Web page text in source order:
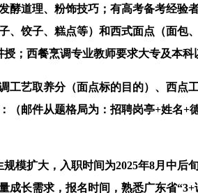
道理、粉饰技巧；有高考备考经验
饺子、糕点等）和西式面点（面包
；西餐烹调专业教师要求大专及本科
取养分（面点标的目的）、西点
邮件从题格局为：招聘岗亭+姓名
扩大，入职时间为2025年8月中后
长需求，报名时间，熟悉广东省